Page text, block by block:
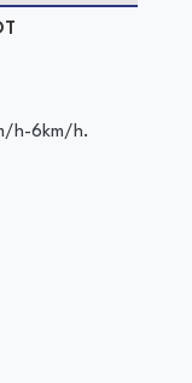
h-6km/h.